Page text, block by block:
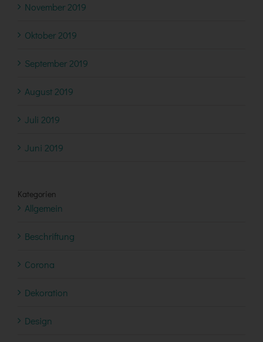
November 2019
Oktober 2019
September 2019
August 2019
Juli 2019
Juni 2019
Kategorien
Allgemein
Beschriftung
Corona
Dekoration
Design